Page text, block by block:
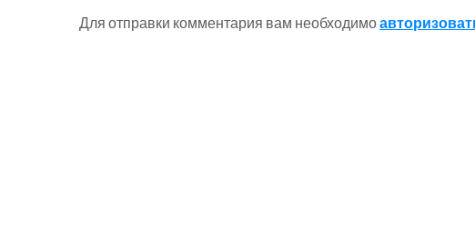
Для отправки комментария вам необходимо